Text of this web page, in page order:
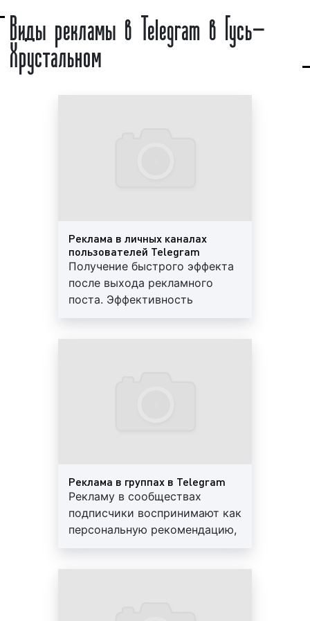
нам, мы будем рады сотрудничеству.
неограниченное количество файлов, то есть
мессенджер предоставляет бесконечное облако. В
2019 году появилась возможность закреплять
сообщения.
В Telegram (Телеграм) общаться можно и в группах.
Аудитория мессенджера Telegram (Телеграм)
довольно обширна. По состоянию на конец марта
2020 года количество ежемесячных активных
пользователей составляет более 240 млн. человек.
В среднем пользователи Telegram в России тратят
Что такое реклама в Telegram
(Телеграм)?
Виды рекламы в Telegram в Гусь-
Хрустальном
Реклама в личных каналах
пользователей Telegram
Получение быстрого эффекта
после выхода рекламного
поста. Эффективность
Реклама в группах в Telegram
Рекламу в сообществах
подписчики воспринимают как
персональную рекомендацию,